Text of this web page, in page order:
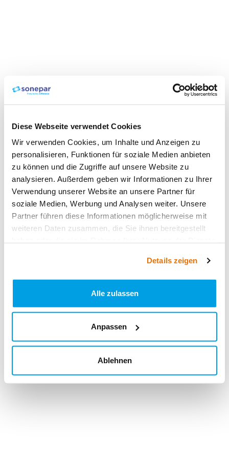
Diese Webseite verwendet Cookies
Wir verwenden Cookies, um Inhalte und Anzeigen zu
personalisieren, Funktionen für soziale Medien anbieten
zu können und die Zugriffe auf unsere Website zu
analysieren. Außerdem geben wir Informationen zu Ihrer
Verwendung unserer Website an unsere Partner für
soziale Medien, Werbung und Analysen weiter. Unsere
Partner führen diese Informationen möglicherweise mit
weiteren Daten zusammen, die Sie ihnen bereitgestellt
Details zeigen
Alle zulassen
Anpassen
Ablehnen